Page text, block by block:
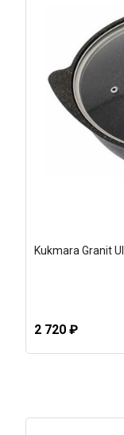
Kukmara Granit
2 720 ₽